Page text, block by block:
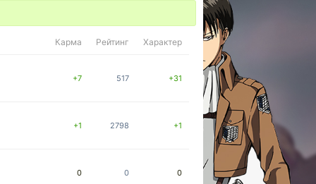
Карма Рейтинг Характер
+7 517 +31
+1 2798 +1
0 0 0